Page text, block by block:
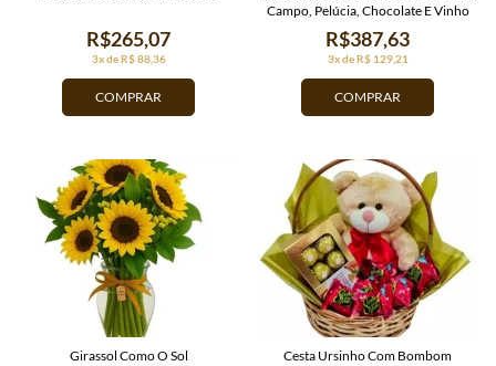
COMPRAR
3x de R$ 88,36
R$265,07
COMPRAR
3x de R$ 129,21
R$387,63
Campo, Pelúcia, Chocolate E Vinho
Girassol Como O Sol Cesta Ursinho Com Bombom